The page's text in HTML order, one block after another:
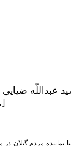
عبداللّه
قرار داد. بعد از
نماینده مردم